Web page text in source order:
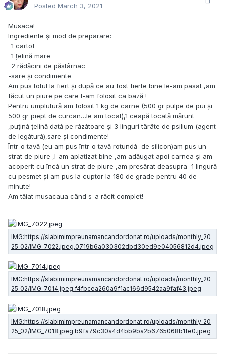
Posted March 3, 2021
Musaca!
Ingrediente și mod de preparare:
-1 cartof
-1 țelină mare
-2 rădăcini de păstârnac
-sare și condimente
Am pus totul la fiert și după ce au fost fierte bine le-am pasat ,am
făcut un piure pe care l-am folosit ca bază !
Pentru umplutură am folosit 1 kg de carne (500 gr pulpe de pui și
500 gr piept de curcan…le am tocat),1 ceapă tocată mărunt
,puțină țelină dată pe răzătoare și 3 linguri târâte de psilium (agent
de legătură),sare și condimente!
Într-o tavă (eu am pus într-o tavă rotundă de silicon)am pus un
strat de piure ,l-am aplatizat bine ,am adăugat apoi carnea și am
acoperit cu încă un strat de piure ,am presărat deasupra 1 lingură
cu pesmet și am pus la cuptor la 180 de grade pentru 40 de
minute!
Am tăiat musacaua când s-a răcit complet!